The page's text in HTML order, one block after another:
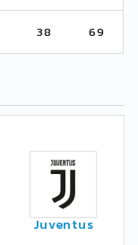
38 69
Juventus